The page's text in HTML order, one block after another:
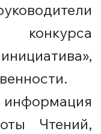
конкурса
информация
Чтений,